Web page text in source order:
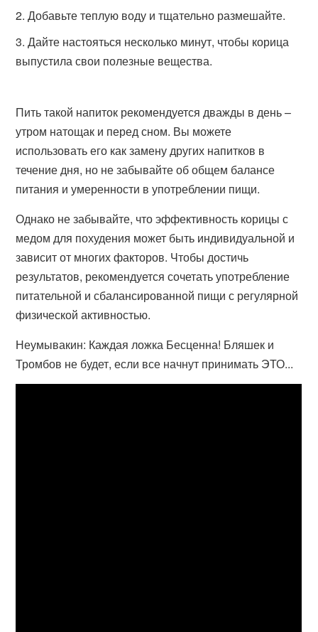
Добавьте теплую воду и тщательно размешайте.
Дайте настояться несколько минут, чтобы корица
выпустила свои полезные вещества.
Пить такой напиток рекомендуется дважды в день –
утром натощак и перед сном. Вы можете
использовать его как замену других напитков в
течение дня, но не забывайте об общем балансе
питания и умеренности в употреблении пищи.
Однако не забывайте, что эффективность корицы с
медом для похудения может быть индивидуальной и
зависит от многих факторов. Чтобы достичь
результатов, рекомендуется сочетать употребление
питательной и сбалансированной пищи с регулярной
физической активностью.
Неумывакин: Каждая ложка Бесценна! Бляшек и
Тромбов не будет, если все начнут принимать ЭТО...